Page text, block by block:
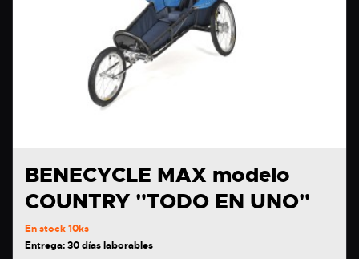
BENECYCLE MAX modelo
COUNTRY "TODO EN UNO"
En stock10ks
Entrega: 30 días laborables